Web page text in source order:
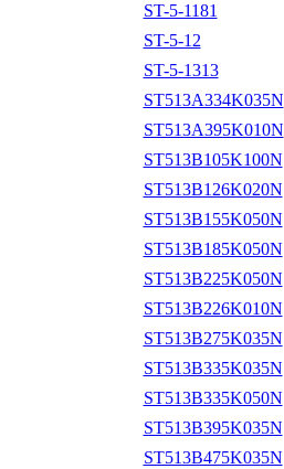
ST-5-1181
ST-5-12
ST-5-1313
ST513A334K035N
ST513A395K010N
ST513B105K100N
ST513B126K020N
ST513B155K050N
ST513B185K050N
ST513B225K050N
ST513B226K010N
ST513B275K035N
ST513B335K035N
ST513B335K050N
ST513B395K035N
ST513B475K035N